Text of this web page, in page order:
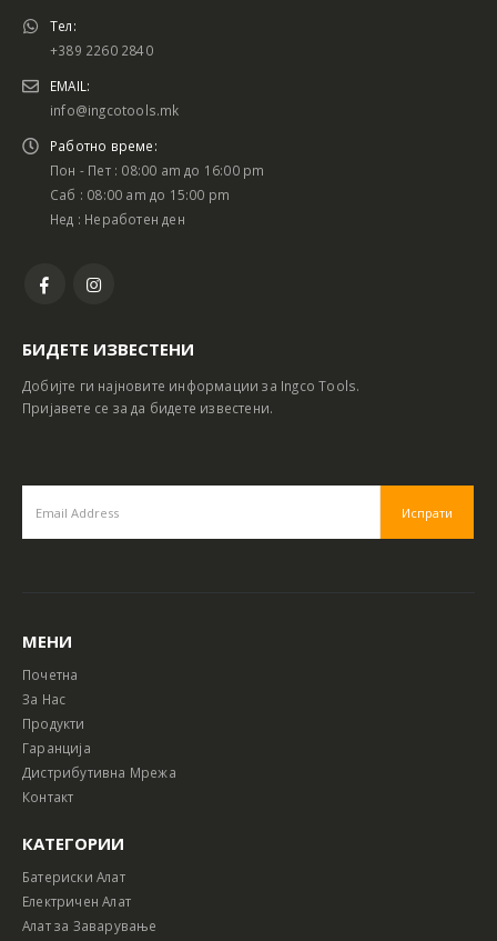
Тел:
+389 2260 2840
EMAIL:
info@ingcotools.mk
Работно време:
Пон - Пет : 08:00 am до 16:00 pm
Саб : 08:00 am до 15:00 pm
Нед : Неработен ден
БИДЕТЕ ИЗВЕСТЕНИ
Добијте ги најновите информации за Ingco Tools.
Пријавете се за да бидете известени.
МЕНИ
Почетна
За Нас
Продукти
Гаранција
Дистрибутивна Мрежа
Контакт
КАТЕГОРИИ
Батериски Алат
Електричен Алат
Алат за Заварување